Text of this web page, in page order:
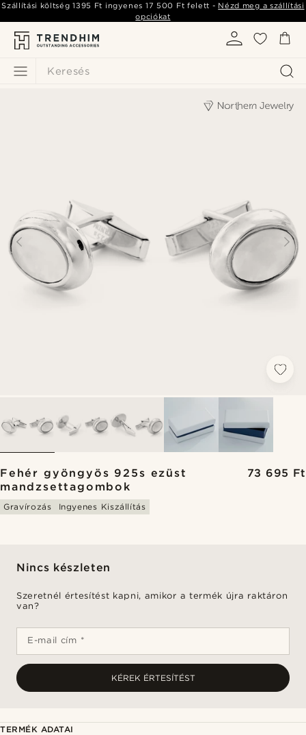
Keresés
Szállítási költség1395 Ft ingyenes 17 500 Ft felett - Nézd meg a szállítási
opciókat
Fehér gyöngyös 925s ezüst
mandzsettagombok
73 695 Ft
Gravírozás Ingyenes Kiszállítás
Nincs készleten
Szeretnél értesítést kapni, amikor a termék újra raktáron
van?
E-mail cím *
KÉREK ÉRTESÍTÉST
TERMÉK ADATAI